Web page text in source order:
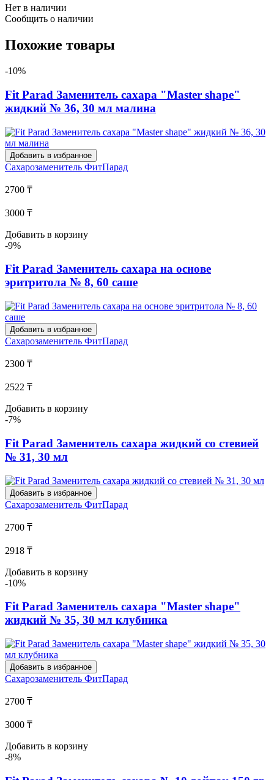
Нет в наличии
Сообщить о наличии
Похожие товары
-10%
Fit Parad Заменитель сахара "Master shape"
жидкий № 36, 30 мл малина
Добавить в избранное
Сахарозаменитель ФитПарад
2700 ₸
3000 ₸
Добавить в корзину
-9%
Fit Parad Заменитель сахара на основе
эритритола № 8, 60 саше
Добавить в избранное
Сахарозаменитель ФитПарад
2300 ₸
2522 ₸
Добавить в корзину
-7%
Fit Parad Заменитель сахара жидкий со стевией
№ 31, 30 мл
Добавить в избранное
Сахарозаменитель ФитПарад
2700 ₸
2918 ₸
Добавить в корзину
-10%
Fit Parad Заменитель сахара "Master shape"
жидкий № 35, 30 мл клубника
Добавить в избранное
Сахарозаменитель ФитПарад
2700 ₸
3000 ₸
Добавить в корзину
-8%